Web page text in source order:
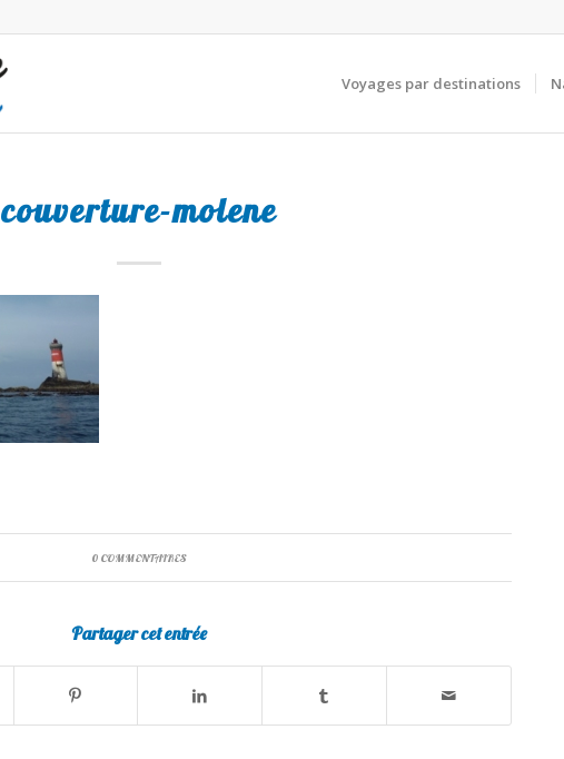
Voyages par destinations
couverture-molene
0 COMMENTAIRES
Partager cet entrée